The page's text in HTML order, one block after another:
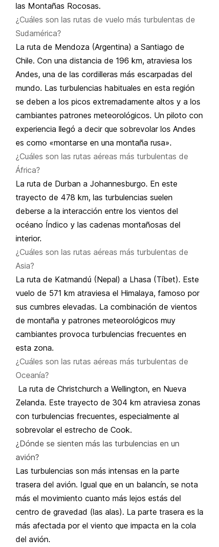
las Montañas Rocosas.
¿Cuáles son las rutas de vuelo más turbulentas de
Sudamérica?
La ruta de Mendoza (Argentina) a Santiago de
Chile. Con una distancia de 196 km, atraviesa los
Andes, una de las cordilleras más escarpadas del
mundo. Las turbulencias habituales en esta región
se deben a los picos extremadamente altos y a los
cambiantes patrones meteorológicos. Un piloto con
experiencia llegó a decir que sobrevolar los Andes
es como «montarse en una montaña rusa».
¿Cuáles son las rutas aéreas más turbulentas de
África?
La ruta de Durban a Johannesburgo. En este
trayecto de 478 km, las turbulencias suelen
deberse a la interacción entre los vientos del
océano Índico y las cadenas montañosas del
interior.
¿Cuáles son las rutas aéreas más turbulentas de
Asia?
La ruta de Katmandú (Nepal) a Lhasa (Tíbet). Este
vuelo de 571 km atraviesa el Himalaya, famoso por
sus cumbres elevadas. La combinación de vientos
de montaña y patrones meteorológicos muy
cambiantes provoca turbulencias frecuentes en
esta zona.
¿Cuáles son las rutas aéreas más turbulentas de
Oceanía?
La ruta de Christchurch a Wellington, en Nueva
Zelanda. Este trayecto de 304 km atraviesa zonas
con turbulencias frecuentes, especialmente al
sobrevolar el estrecho de Cook.
¿Dónde se sienten más las turbulencias en un
avión?
Las turbulencias son más intensas en la parte
trasera del avión. Igual que en un balancín, se nota
más el movimiento cuanto más lejos estás del
centro de gravedad (las alas). La parte trasera es la
más afectada por el viento que impacta en la cola
del avión.